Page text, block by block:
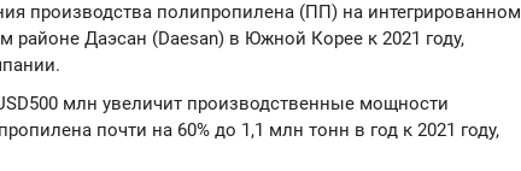
производства полипропилена (ПП) на интегрированном
Даэсан (Daesan) в Южной Корее к 2021 году,
млн увеличит производственные мощности
почти на 60% до 1,1 млн тонн в год к 2021 году,